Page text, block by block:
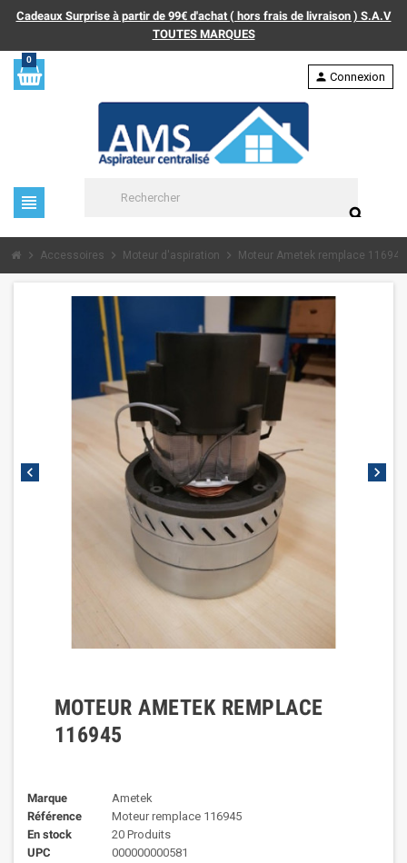
Cadeaux Surprise à partir de 99€ d'achat ( hors frais de livraison ) S.A.V
TOUTES MARQUES
0
view_headline
search
person Connexion
chevron_right Accessoires chevron_right Moteur d'aspiration chevron_right Moteur Ametek remplace 116945
chevron_left chevron_right
MOTEUR AMETEK REMPLACE
116945
Marque
Ametek
Référence
Moteur remplace 116945
En stock
20 Produits
UPC
000000000581